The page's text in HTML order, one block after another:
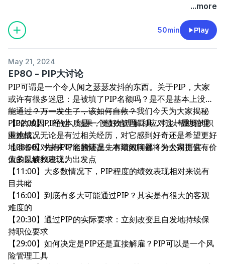
...more
50min Play
May 21, 2024
EP80 - PIP大讨论
PIP可谓是一个令人闻之瑟瑟发抖的东西。关于PIP，大家
或许有很多迷思：是被填了PIP名额吗？是不是基本上没可
能通过？万一发生了，该如何自救？我们今天为大家揭秘
PIP的成因，经过，结果，更好地理解和应对这一重要的职
业挑战。无论是有过相关经历，对它感到好奇还是希望更好
地准备应对未来可能的情况，本期闲聊都将为大家提供有价
值的见解和建议。
————————————————
【02:00】PIP的本质是一个绩效管理工具，可以帮助管理
困难情况
【08:00】先有PIP名额还是先有绩效问题？分公司而宜，
大多以绩效表现为出发点
【11:00】大多数情况下，PIP程度的绩效表现相对来说有
目共睹
【16:00】到底有多大可能通过PIP？其实是有很大的客观
难度的
【20:30】通过PIP的实际要求：立刻改变且自发地持续保
持职位要求
【29:00】如何决定是PIP还是直接解雇？PIP可以是一个风
险管理工具